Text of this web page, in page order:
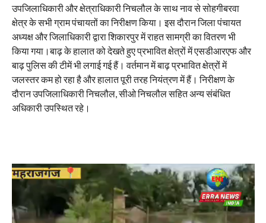
उपजिलाधिकारी और क्षेत्राधिकारी निचलौल के साथ नाव से सोहगीबरवा
क्षेत्र के सभी ग्राम पंचायतों का निरीक्षण किया। इस दौरान जिला पंचायत
अध्यक्ष और जिलाधिकारी द्वारा शिकारपुर में राहत सामग्री का वितरण भी
किया गया।बाढ़ के हालात को देखते हुए प्रभावित क्षेत्रों में एसडीआरएफ और
बाढ़ पुलिस की टीमें भी लगाई गई हैं। वर्तमान में बाढ़ प्रभावित क्षेत्रों में
जलस्तर कम हो रहा है और हालात पूरी तरह नियंत्रण में हैं। निरीक्षण के
दौरान उपजिलाधिकारी निचलौल, सीओ निचलौल सहित अन्य संबंधित
अधिकारी उपस्थित रहे।